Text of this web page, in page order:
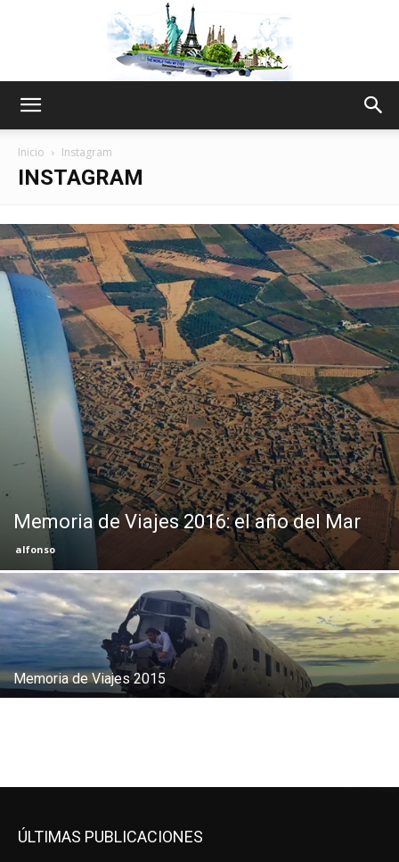
Thru
My
Eyes
Inicio Instagram
INSTAGRAM
Memoria de Viajes 2016: el año del Mar
alfonso
Memoria de Viajes 2015
ÚLTIMAS PUBLICACIONES